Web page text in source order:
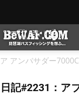
アンバサダー
記#2231：ア